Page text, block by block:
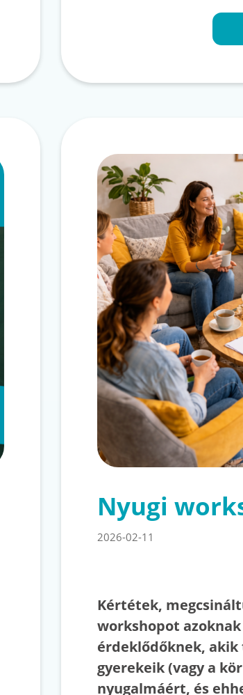
Nyugi
2026-02-11
Kértétek,
workshopot
érdeklődőknek,
gyerekeik (vagy a
nyugalmáért, és